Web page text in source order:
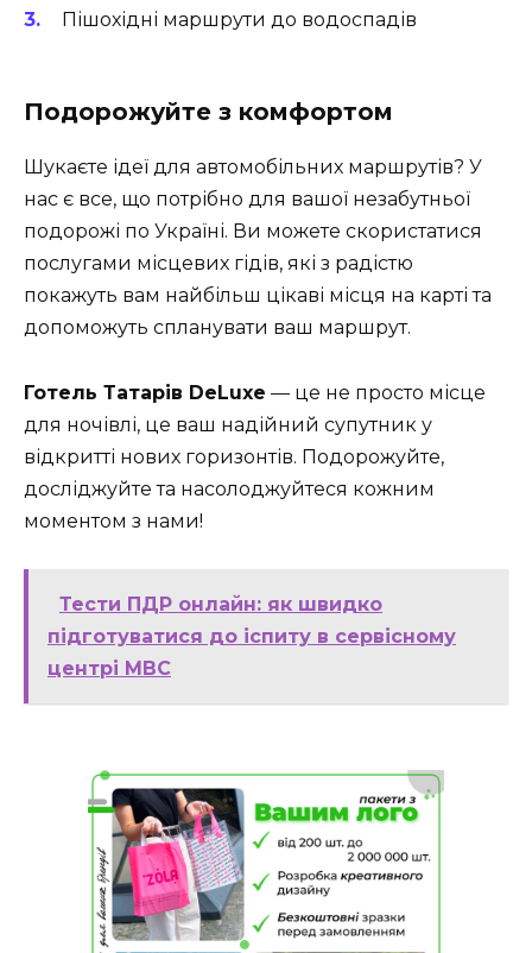
Пішохідні маршрути до водоспадів
Подорожуйте з комфортом
Шукаєте ідеї для автомобільних маршрутів? У
нас є все, що потрібно для вашої незабутньої
подорожі по Україні. Ви можете скористатися
послугами місцевих гідів, які з радістю
покажуть вам найбільш цікаві місця на карті та
допоможуть спланувати ваш маршрут.
Готель Татарів DeLuxe — це не просто місце
для ночівлі, це ваш надійний супутник у
відкритті нових горизонтів. Подорожуйте,
досліджуйте та насолоджуйтеся кожним
моментом з нами!
Тести ПДР онлайн: як швидко
підготуватися до іспиту в сервісному
центрі МВС